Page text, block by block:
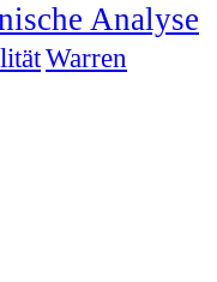
Analyse
Warren